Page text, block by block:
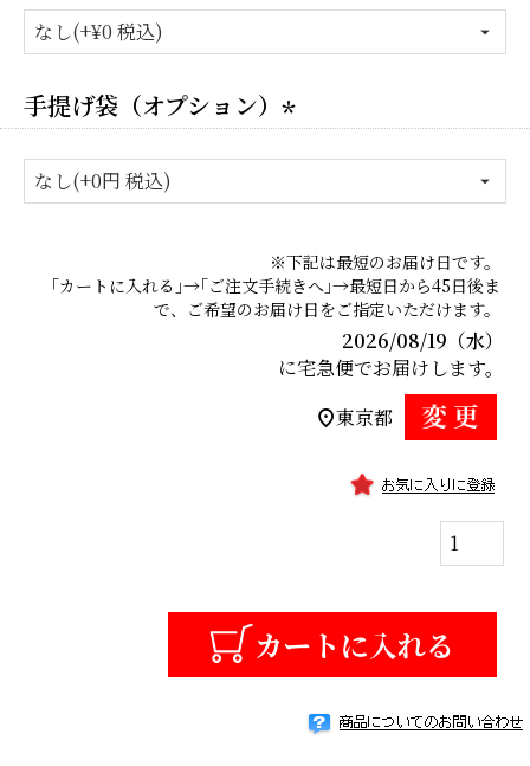
手提げ袋（オプション）
(必
2026/08/19（水）
に宅急便でお届けします。
東京都